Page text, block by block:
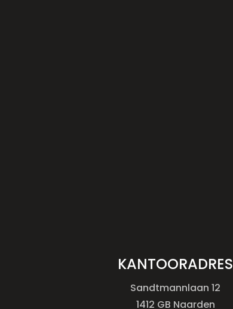
KANTOORADRES
Sandtmannlaan 12
1412 GB Naarden